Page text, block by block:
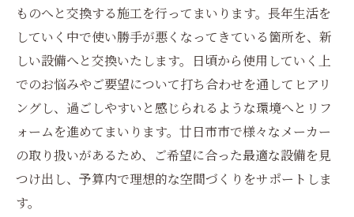
ものへと交換する施工を行ってまいります。長年生活を
していく中で使い勝手が悪くなってきている箇所を、新
しい設備へと交換いたします。日頃から使用していく上
でのお悩みやご要望について打ち合わせを通してヒアリ
ングし、過ごしやすいと感じられるような環境へとリフ
ォームを進めてまいります。廿日市市で様々なメーカー
の取り扱いがあるため、ご希望に合った最適な設備を見
つけ出し、予算内で理想的な空間づくりをサポートしま
す。